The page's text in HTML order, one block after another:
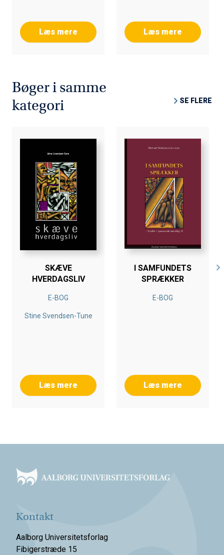
Læs mere Læs mere
Bøger i samme
kategori
SE FLERE
SKÆVE
HVERDAGSLIV
E-BOG
Stine Svendsen-Tune
Læs mere
I SAMFUNDETS
SPRÆKKER
E-BOG
Læs mere
Kontakt
Aalborg Universitetsforlag
Fibigerstræde 15